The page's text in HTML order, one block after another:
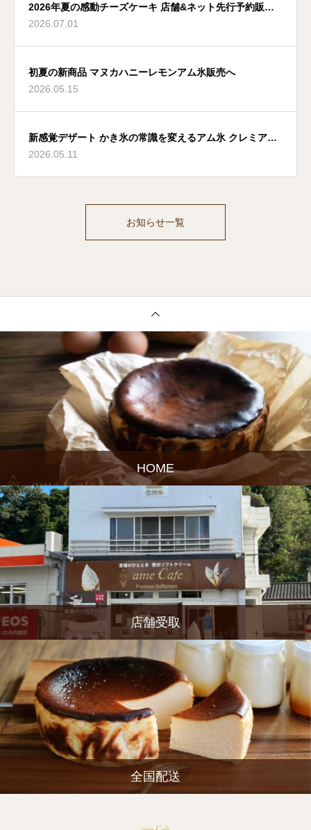
2026年夏の感動チーズケーキ 店舗&ネット先行予約販売
スタートへ
2026.07.01
初夏の新商品 マヌカハニーレモンアム氷販売へ
2026.05.15
新感覚デザート かき氷の常識を変えるアム氷 クレミアと
氷のコラボ発売へ
2026.05.11
お知らせ一覧
HOME
店舗受取
全国配送